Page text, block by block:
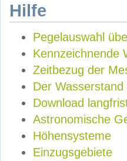
Hilfe
Pegelauswahl
Kennzeichnende
Zeitbezug der
Der Wasserstand
Download
Astronomische
Höhensysteme
Einzugsgebiete